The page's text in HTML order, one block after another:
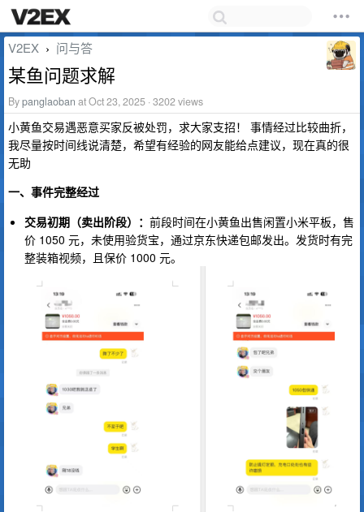
V2EX › 问与答
某鱼问题求解
Bypanglaoban at Oct 23, 2025 · 3202 views
小黄鱼交易遇恶意买家反被处罚，求大家支招！ 事情经过比较曲折，
我尽量按时间线说清楚，希望有经验的网友能给点建议，现在真的很
无助
一、事件完整经过
交易初期（卖出阶段）： 前段时间在小黄鱼出售闲置小米平板，售
价 1050 元，未使用验货宝，通过京东快递包邮发出。发货时有完
整装箱视频，且保价 1000 元。